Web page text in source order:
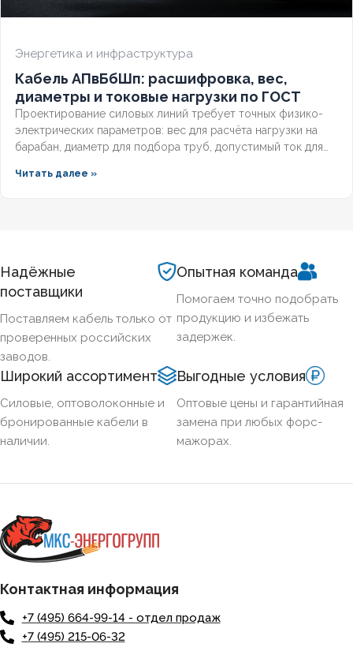
Энергетика и инфраструктура
Кабель АПвБбШп: расшифровка, вес,
диаметры и токовые нагрузки по ГОСТ
Проектирование силовых линий требует точных физико-
электрических параметров: вес для расчёта нагрузки на
барабан, диаметр для подбора труб, допустимый ток для
алюминиевых бронированных кабелей с изоляцией из
Читать далее »
Надёжные
поставщики
Поставляем кабель только от
проверенных российских
заводов.
Опытная команда
Помогаем точно подобрать
продукцию и избежать
задержек.
Широкий ассортимент
Силовые, оптоволоконные и
бронированные кабели в
наличии.
Выгодные условия
Оптовые цены и гарантийная
замена при любых форс-
мажорах.
Контактная информация
+7 (495) 664-99-14 - отдел продаж
+7 (495) 215-06-32